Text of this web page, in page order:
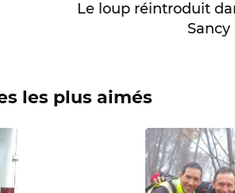
Le loup réintroduit
Sancy
les plus aimés